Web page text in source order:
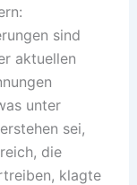
sind
aktuellen
unter
sei,
die
klagte